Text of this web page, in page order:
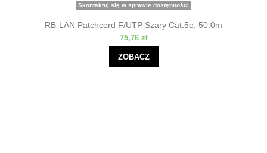
Skontaktuj się w sprawie dostępności
RB-LAN Patchcord F/UTP Szary Cat.5e, 50.0m
75,76 zł
ZOBACZ